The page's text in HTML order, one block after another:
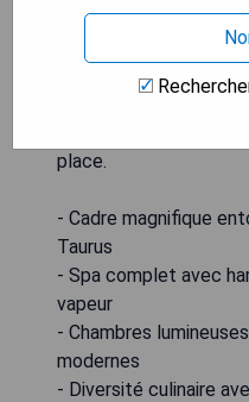
proposées aux
également disponible
Le centre-ville de
l'hôtel. L'aéroport
place.
- Cadre magnifique
Taurus
- Spa complet avec
vapeur
- Chambres
modernes
- Diversité culinaire